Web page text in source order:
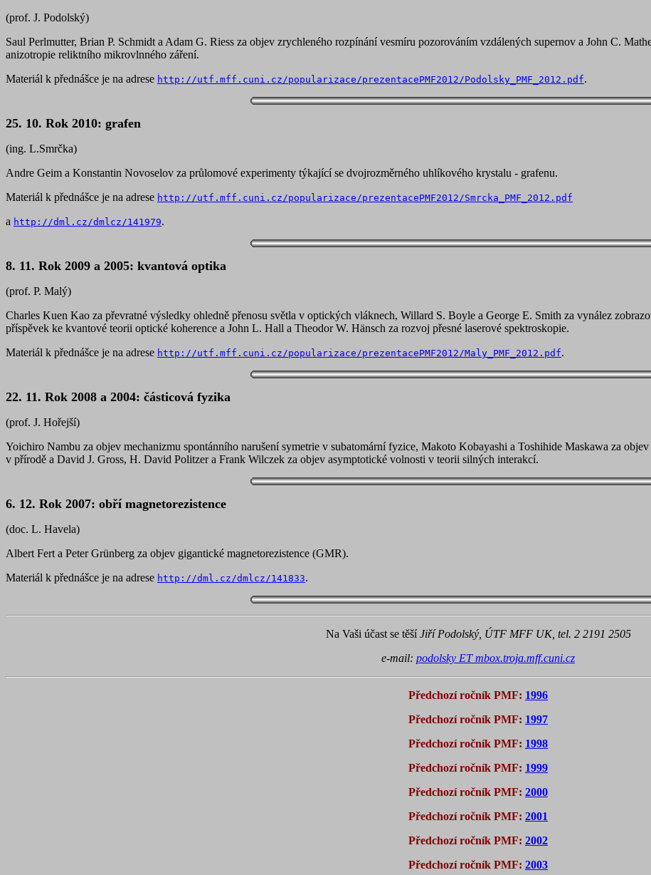
(prof. J. Podolský)
Saul Perlmutter, Brian P. Schmidt a Adam G. Riess za objev zrychleného rozpínání vesmíru pozorováním vzdálených supernov a John C.
anizotropie reliktního mikrovlnného záření.
Materiál k přednášce je na adrese http://utf.mff.cuni.cz/popularizace/prezentacePMF2012/Podolsky_PMF_2012.pdf.
25. 10. Rok 2010: grafen
(ing. L.Smrčka)
Andre Geim a Konstantin Novoselov za průlomové experimenty týkající se dvojrozměrného uhlíkového krystalu - grafenu.
Materiál k přednášce je na adrese http://utf.mff.cuni.cz/popularizace/prezentacePMF2012/Smrcka_PMF_2012.pdf
a http://dml.cz/dmlcz/141979.
8. 11. Rok 2009 a 2005: kvantová optika
(prof. P. Malý)
Charles Kuen Kao za převratné výsledky ohledně přenosu světla v optických vláknech, Willard S. Boyle a George E. Smith za vynález
příspěvek ke kvantové teorii optické koherence a John L. Hall a Theodor W. Hänsch za rozvoj přesné laserové spektroskopie.
Materiál k přednášce je na adrese http://utf.mff.cuni.cz/popularizace/prezentacePMF2012/Maly_PMF_2012.pdf.
22. 11. Rok 2008 a 2004: částicová fyzika
(prof. J. Hořejší)
Yoichiro Nambu za objev mechanizmu spontánního narušení symetrie v subatomární fyzice, Makoto Kobayashi a Toshihide Maskawa za
v přírodě a David J. Gross, H. David Politzer a Frank Wilczek za objev asymptotické volnosti v teorii silných interakcí.
6. 12. Rok 2007: obří magnetorezistence
(doc. L. Havela)
Albert Fert a Peter Grünberg za objev gigantické magnetorezistence (GMR).
Materiál k přednášce je na adrese http://dml.cz/dmlcz/141833.
Na Vaši účast se těšíJiří Podolský, ÚTF MFF UK, tel. 2 2191 2505
e-mail: podolsky ET mbox.troja.mff.cuni.cz
Předchozí ročník PMF: 1996
Předchozí ročník PMF: 1997
Předchozí ročník PMF: 1998
Předchozí ročník PMF: 1999
Předchozí ročník PMF: 2000
Předchozí ročník PMF: 2001
Předchozí ročník PMF: 2002
Předchozí ročník PMF: 2003